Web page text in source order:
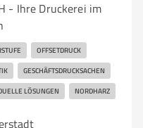
- Ihre Druckerei im
OFFSETDRUCK
GESCHÄFTSDRUCKSACHEN
LÖSUNGEN NORDHARZ